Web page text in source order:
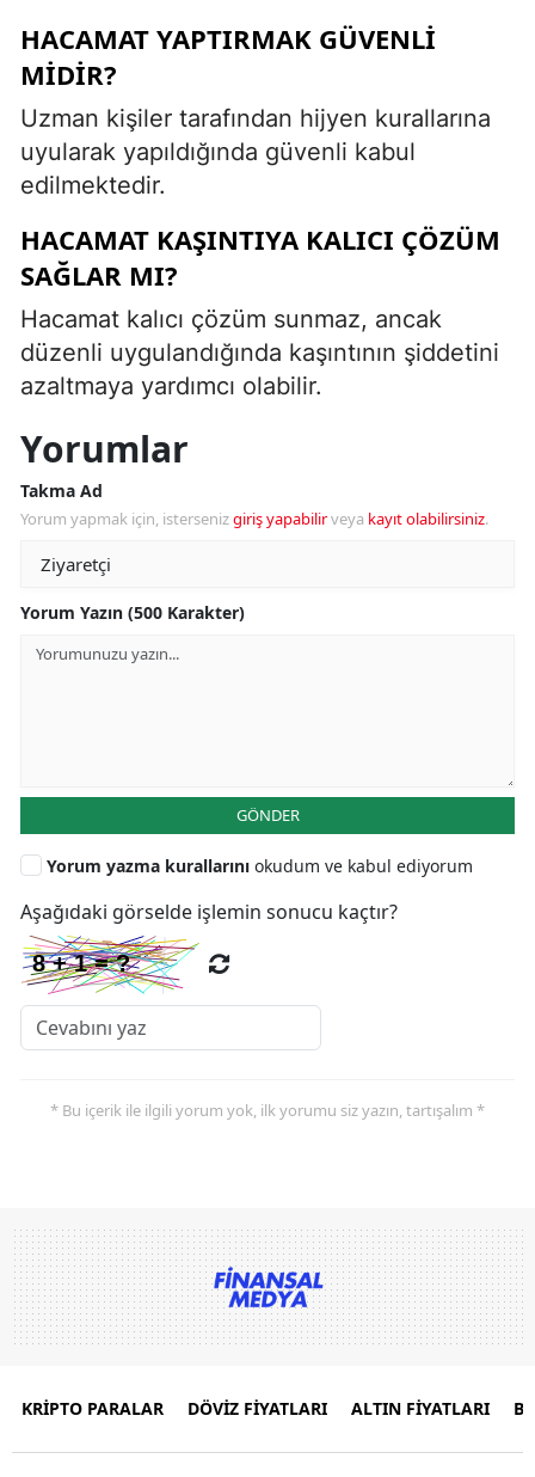
HACAMAT YAPTIRMAK GÜVENLI
MIDIR?
Uzman kişiler tarafından hijyen kurallarına
uyularak yapıldığında güvenli kabul
edilmektedir.
HACAMAT KAŞINTIYA KALICI ÇÖZÜM
SAĞLAR MI?
Hacamat kalıcı çözüm sunmaz, ancak
düzenli uygulandığında kaşıntının şiddetini
azaltmaya yardımcı olabilir.
Yorumlar
Takma Ad
Yorum yapmak için, istersenizgiriş yapabilirveya kayıt olabilirsiniz.
Yorum Yazın (500 Karakter)
GÖNDER
Yorum yazma kurallarını okudum ve kabul ediyorum
Aşağıdaki görselde işlemin sonucu kaçtır?
* Bu içerik ile ilgili yorum yok, ilk yorumu siz yazın, tartışalım *
KRİPTO PARALAR DÖVİZ FİYATLARI ALTIN FİYATLARI